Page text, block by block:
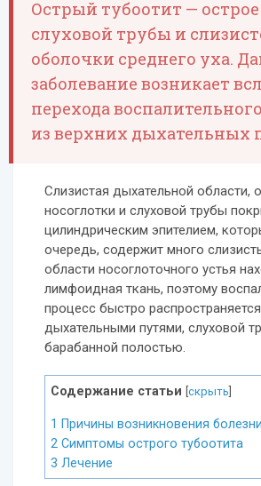
Острый тубоотит —
слуховой трубы и
оболочки среднего уха.
заболевание возникает
перехода
из верхних дыхательных
Слизистая дыхательной области,
носоглотки и слуховой трубы
цилиндрическим эпителием,
очередь, содержит много
области носоглоточного устья
лимфоидная ткань, поэтому
процесс быстро
дыхательными путями, слуховой
барабанной полостью.
Содержание статьи скрыть
1 Причины возникновения болезни
2 Симптомы острого тубоотита
3 Лечение